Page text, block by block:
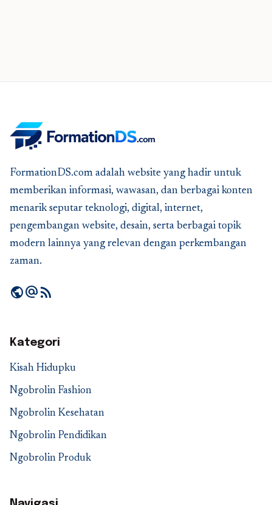
FormationDS.com adalah website yang hadir untuk
memberikan informasi, wawasan, dan berbagai konten
menarik seputar teknologi, digital, internet,
pengembangan website, desain, serta berbagai topik
modern lainnya yang relevan dengan perkembangan
zaman.
publicalternate_emailrss_feed
Kategori
Kisah Hidupku
Ngobrolin Fashion
Ngobrolin Kesehatan
Ngobrolin Pendidikan
Ngobrolin Produk